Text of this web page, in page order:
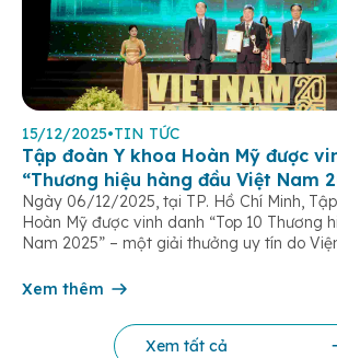
15/12/2025•TIN TỨC
Tập đoàn Y khoa Hoàn Mỹ được
“Thương hiệu hàng đầu Việt Nam
Ngày 06/12/2025, tại TP. Hồ Chí Minh,
Hoàn Mỹ được vinh danh “Top 10 Thương
Nam 2025” – một giải thưởng uy tín do
cứu Phát triển Doanh nghiệp Châu Á […]
Xem thêm
Xem tất cả